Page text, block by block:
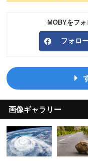
MOBYをフォ
フォロ
画像ギャラリー